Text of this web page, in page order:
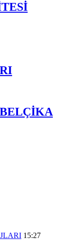
15:27